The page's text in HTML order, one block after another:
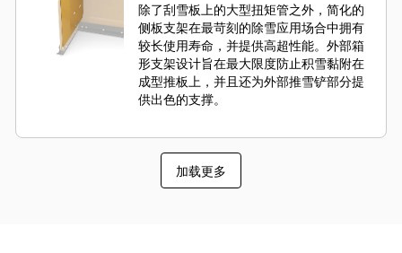
除了刮雪板上的大型扭矩管之外，简化的
侧板支架在最苛刻的除雪应用场合中拥有
较长使用寿命，并提供高超性能。外部箱
形支架设计旨在最大限度防止积雪黏附在
成型推板上，并且还为外部推雪铲部分提
供出色的支撑。
加载更多